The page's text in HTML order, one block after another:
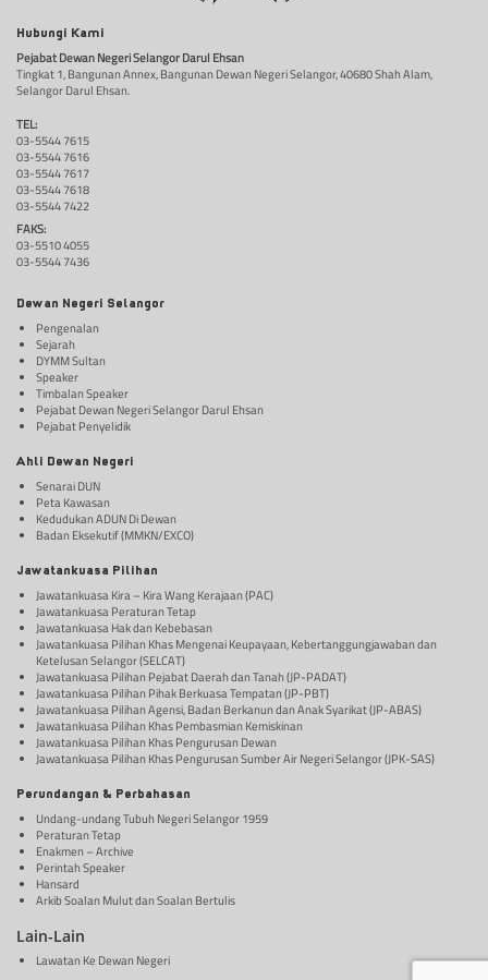
Hubungi Kami
Pejabat Dewan Negeri Selangor Darul Ehsan
Tingkat 1, Bangunan Annex, Bangunan Dewan Negeri Selangor, 40680 Shah Alam,
Selangor Darul Ehsan.
TEL:
03-5544 7615
03-5544 7616
03-5544 7617
03-5544 7618
03-5544 7422
FAKS:
03-5510 4055
03-5544 7436
Dewan Negeri Selangor
Pengenalan
Sejarah
DYMM Sultan
Speaker
Timbalan Speaker
Pejabat Dewan Negeri Selangor Darul Ehsan
Pejabat Penyelidik
Ahli Dewan Negeri
Senarai DUN
Peta Kawasan
Kedudukan ADUN Di Dewan
Badan Eksekutif (MMKN/EXCO)
Jawatankuasa Pilihan
Jawatankuasa Kira – Kira Wang Kerajaan (PAC)
Jawatankuasa Peraturan Tetap
Jawatankuasa Hak dan Kebebasan
Jawatankuasa Pilihan Khas Mengenai Keupayaan, Kebertanggungjawaban dan
Ketelusan Selangor (SELCAT)
Jawatankuasa Pilihan Pejabat Daerah dan Tanah (JP-PADAT)
Jawatankuasa Pilihan Pihak Berkuasa Tempatan (JP-PBT)
Jawatankuasa Pilihan Agensi, Badan Berkanun dan Anak Syarikat (JP-ABAS)
Jawatankuasa Pilihan Khas Pembasmian Kemiskinan
Jawatankuasa Pilihan Khas Pengurusan Dewan
Jawatankuasa Pilihan Khas Pengurusan Sumber Air Negeri Selangor (JPK-SAS)
Perundangan & Perbahasan
Undang-undang Tubuh Negeri Selangor 1959
Peraturan Tetap
Enakmen – Archive
Perintah Speaker
Hansard
Arkib Soalan Mulut dan Soalan Bertulis
Lain-Lain
Lawatan Ke Dewan Negeri